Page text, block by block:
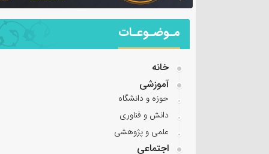
مـوضـوعـات
خانه
آموزشی
حوزه و دانشگاه
دانش و فناوری
علمی و پژوهشی
اجتماعی